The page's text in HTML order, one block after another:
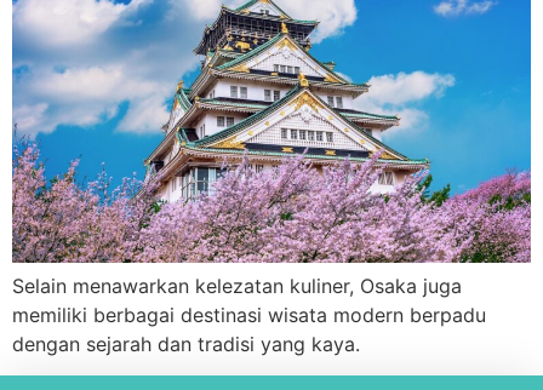
Selain menawarkan kelezatan kuliner, Osaka juga
memiliki berbagai destinasi wisata modern berpadu
dengan sejarah dan tradisi yang kaya.